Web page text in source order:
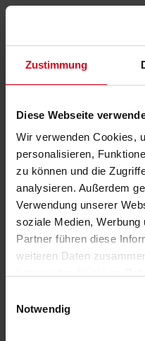
Zustimmung
Diese Webseite
Wir verwenden Cookies,
personalisieren,
zu können und die
analysieren. Außerdem
Verwendung unserer
soziale Medien, Werbung
Partner führen diese
weiteren Daten
Notwendig